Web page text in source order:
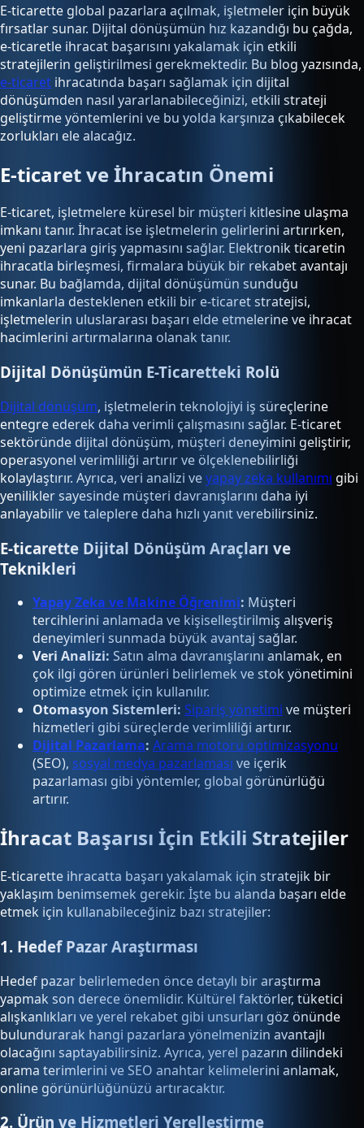
E-ticarette global pazarlara açılmak, işletmeler için büyük
fırsatlar sunar. Dijital dönüşümün hız kazandığı bu çağda,
e-ticaretle ihracat başarısını yakalamak için etkili
stratejilerin geliştirilmesi gerekmektedir. Bu blog yazısında,
e-ticaret ihracatında başarı sağlamak için dijital
dönüşümden nasıl yararlanabileceğinizi, etkili strateji
geliştirme yöntemlerini ve bu yolda karşınıza çıkabilecek
zorlukları ele alacağız.
E-ticaret ve İhracatın Önemi
E-ticaret, işletmelere küresel bir müşteri kitlesine ulaşma
imkanı tanır. İhracat ise işletmelerin gelirlerini artırırken,
yeni pazarlara giriş yapmasını sağlar. Elektronik ticaretin
ihracatla birleşmesi, firmalara büyük bir rekabet avantajı
sunar. Bu bağlamda, dijital dönüşümün sunduğu
imkanlarla desteklenen etkili bir e-ticaret stratejisi,
işletmelerin uluslararası başarı elde etmelerine ve ihracat
hacimlerini artırmalarına olanak tanır.
Dijital Dönüşümün E-Ticaretteki Rolü
Dijital dönüşüm, işletmelerin teknolojiyi iş süreçlerine
entegre ederek daha verimli çalışmasını sağlar. E-ticaret
sektöründe dijital dönüşüm, müşteri deneyimini geliştirir,
operasyonel verimliliği artırır ve ölçeklenebilirliği
kolaylaştırır. Ayrıca, veri analizi veyapay zeka kullanımı gibi
yenilikler sayesinde müşteri davranışlarını daha iyi
anlayabilir ve taleplere daha hızlı yanıt verebilirsiniz.
E-ticarette Dijital Dönüşüm Araçları ve
Teknikleri
Yapay Zeka ve Makine Öğrenimi: Müşteri
tercihlerini anlamada ve kişiselleştirilmiş alışveriş
deneyimleri sunmada büyük avantaj sağlar.
Veri Analizi: Satın alma davranışlarını anlamak, en
çok ilgi gören ürünleri belirlemek ve stok yönetimini
optimize etmek için kullanılır.
Otomasyon Sistemleri: Sipariş yönetimi ve müşteri
hizmetleri gibi süreçlerde verimliliği artırır.
Dijital Pazarlama: Arama motoru optimizasyonu
(SEO), sosyal medya pazarlaması ve içerik
pazarlaması gibi yöntemler, global görünürlüğü
artırır.
İhracat Başarısı İçin Etkili Stratejiler
E-ticarette ihracatta başarı yakalamak için stratejik bir
yaklaşım benimsemek gerekir. İşte bu alanda başarı elde
etmek için kullanabileceğiniz bazı stratejiler:
1. Hedef Pazar Araştırması
Hedef pazar belirlemeden önce detaylı bir araştırma
yapmak son derece önemlidir. Kültürel faktörler, tüketici
alışkanlıkları ve yerel rekabet gibi unsurları göz önünde
bulundurarak hangi pazarlara yönelmenizin avantajlı
olacağını saptayabilirsiniz. Ayrıca, yerel pazarın dilindeki
arama terimlerini ve SEO anahtar kelimelerini anlamak,
online görünürlüğünüzü artıracaktır.
2. Ürün ve Hizmetleri Yerelleştirme